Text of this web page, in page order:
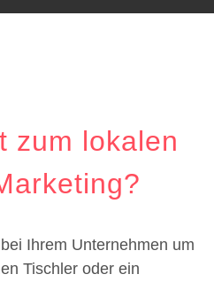
zum lokalen
Ihrem Unternehmen um
Tischler oder ein